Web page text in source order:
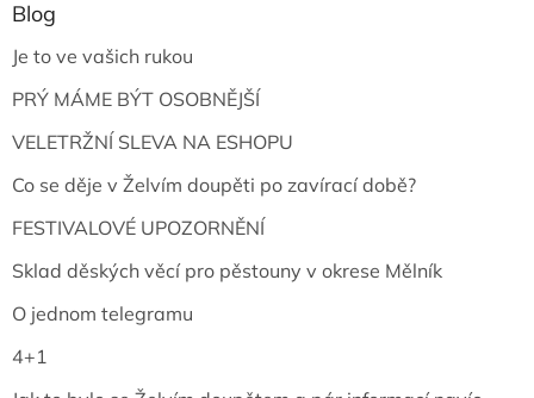
Blog
Je to ve vašich rukou
PRÝ MÁME BÝT OSOBNĚJŠÍ
VELETRŽNÍ SLEVA NA ESHOPU
Co se děje v Želvím doupěti po zavírací době?
FESTIVALOVÉ UPOZORNĚNÍ
Sklad děských věcí pro pěstouny v okrese Mělník
O jednom telegramu
4+1